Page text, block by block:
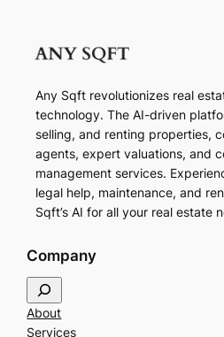
Any Sqft revolutionizes real
technology. The AI-driven
selling, and renting properties,
agents, expert valuations, and
management services.
legal help, maintenance, and
Sqft’s AI for all your real estate
Company
e
a
About
Services